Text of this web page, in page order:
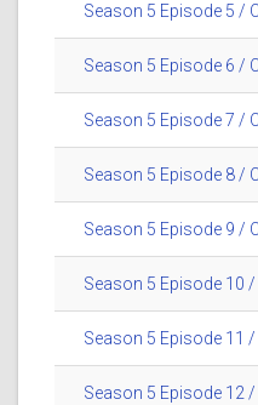
Season 5 Episode 5 /
Season 5 Episode 6 /
Season 5 Episode 7 /
Season 5 Episode 8 /
Season 5 Episode 9 /
Season 5 Episode 10
Season 5 Episode 11
Season 5 Episode 12